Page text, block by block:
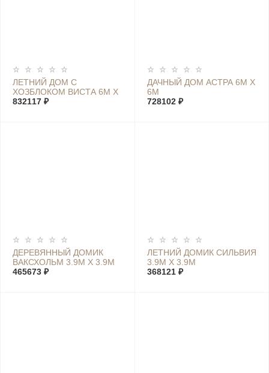
ЛЕТНИЙ ДОМ С
ХОЗБЛОКОМ ВИСТА 6М Х
7,4М
832117 ₽
ДАЧНЫЙ ДОМ АСТРА 6М Х
6М
728102 ₽
ДЕРЕВЯННЫЙ ДОМИК
ВАКСХОЛЬМ 3.9М Х 3.9М
465673 ₽
ЛЕТНИЙ ДОМИК СИЛЬВИЯ
3.9М Х 3.9М
368121 ₽